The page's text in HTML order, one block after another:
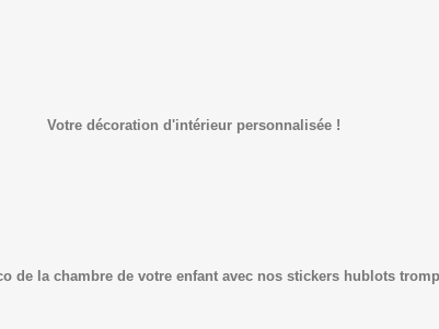
Votre décoration d'intérieur personnalisée !
de la chambre de votre enfant avec nos stickers hublots